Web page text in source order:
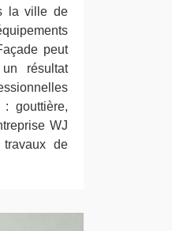
la ville de
peut
résultat
: gouttière,
WJ
de